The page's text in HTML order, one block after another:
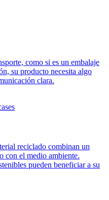
como si es un embalaje
su producto necesita algo
clara.
reciclado combinan un
con el medio ambiente.
pueden beneficiar a su